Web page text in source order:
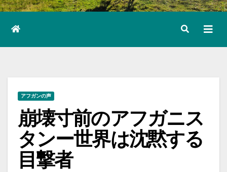
アフガンの声
崩壊寸前のアフガニス
タンー世界は沈黙する
目撃者